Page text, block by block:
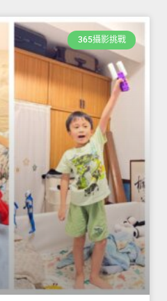
365攝影挑戰